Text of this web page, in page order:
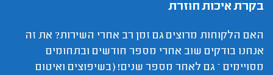
בקרת איכות חוזרת
האם הלקוחות מרוצים גם זמן רב אחרי השירות? את זה
אנחנו בודקים שוב אחרי מספר חודשים ובתחומים
מסויימים – גם לאחר מספר שנים! (בשיפוצים ואיטום